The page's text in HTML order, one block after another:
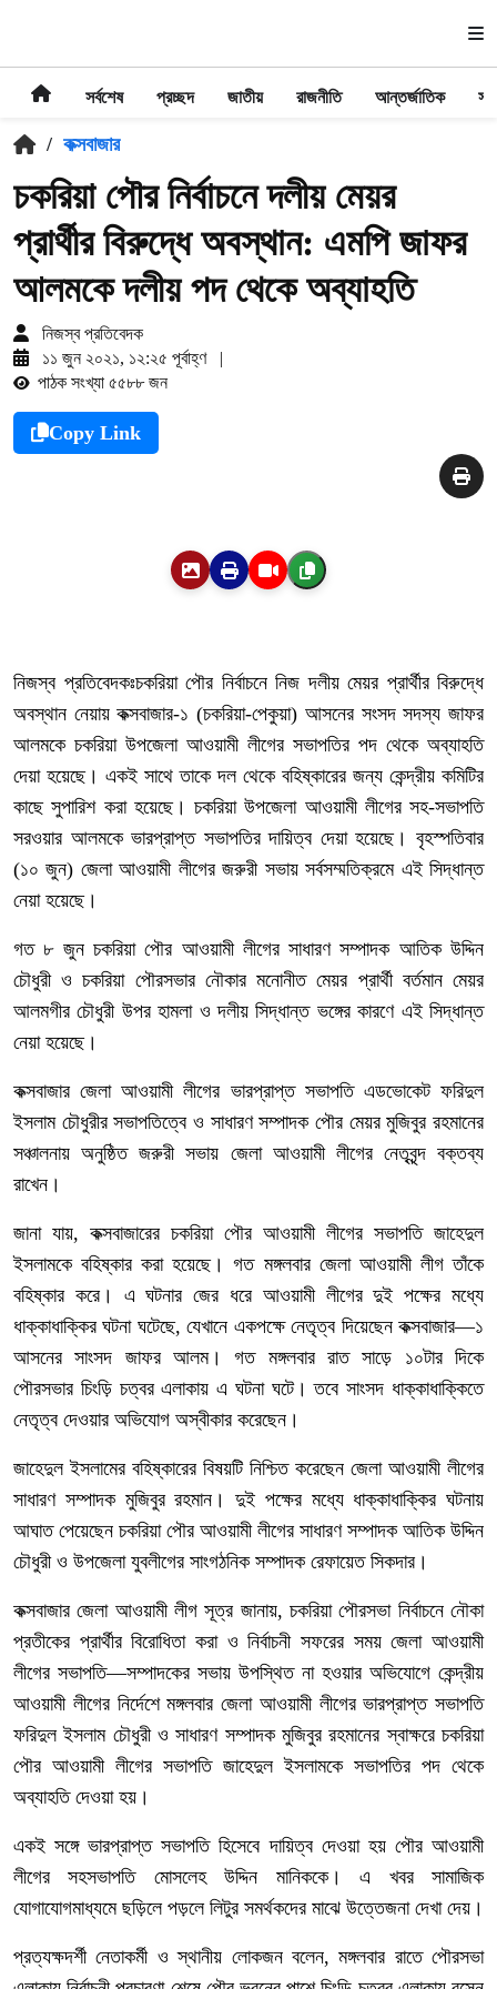
সর্বশেষ প্রচ্ছদ জাতীয় রাজনীতি আন্তর্জাতিক
/ কক্সবাজার
চকরিয়া পৌর নির্বাচনে দলীয় মেয়র
প্রার্থীর বিরুদ্ধে অবস্থান: এমপি জাফর
আলমকে দলীয় পদ থেকে অব্যাহতি
নিজস্ব প্রতিবেদক
১১ জুন ২০২১, ১২:২৫ পূর্বাহ্ণ
|
পাঠক সংখ্যা ৫৫৮৮ জন
Copy Link
নিজস্ব প্রতিবেদকঃচকরিয়া পৌর নির্বাচনে নিজ দলীয় মেয়র প্রার্থীর বিরুদ্ধে
অবস্থান নেয়ায় কক্সবাজার-১ (চকরিয়া-পেকুয়া) আসনের সংসদ সদস্য জাফর
আলমকে চকরিয়া উপজেলা আওয়ামী লীগের সভাপতির পদ থেকে অব্যাহতি
দেয়া হয়েছে। একই সাথে তাকে দল থেকে বহিষ্কারের জন্য কেন্দ্রীয় কমিটির
কাছে সুপারিশ করা হয়েছে। চকরিয়া উপজেলা আওয়ামী লীগের সহ-সভাপতি
সরওয়ার আলমকে ভারপ্রাপ্ত সভাপতির দায়িত্ব দেয়া হয়েছে। বৃহস্পতিবার
(১০ জুন) জেলা আওয়ামী লীগের জরুরী সভায় সর্বসম্মতিক্রমে এই সিদ্ধান্ত
নেয়া হয়েছে।
গত ৮ জুন চকরিয়া পৌর আওয়ামী লীগের সাধারণ সম্পাদক আতিক উদ্দিন
চৌধুরী ও চকরিয়া পৌরসভার নৌকার মনোনীত মেয়র প্রার্থী বর্তমান মেয়র
আলমগীর চৌধুরী উপর হামলা ও দলীয় সিদ্ধান্ত ভঙ্গের কারণে এই সিদ্ধান্ত
নেয়া হয়েছে।
কক্সবাজার জেলা আওয়ামী লীগের ভারপ্রাপ্ত সভাপতি এডভোকেট ফরিদুল
ইসলাম চৌধুরীর সভাপতিত্বে ও সাধারণ সম্পাদক পৌর মেয়র মুজিবুর রহমানের
সঞ্চালনায় অনুষ্ঠিত জরুরী সভায় জেলা আওয়ামী লীগের নেতৃবৃন্দ বক্তব্য
রাখেন।
জানা যায়, কক্সবাজারের চকরিয়া পৌর আওয়ামী লীগের সভাপতি জাহেদুল
ইসলামকে বহিষ্কার করা হয়েছে। গত মঙ্গলবার জেলা আওয়ামী লীগ তাঁকে
বহিষ্কার করে। এ ঘটনার জের ধরে আওয়ামী লীগের দুই পক্ষের মধ্যে
ধাক্কাধাক্কির ঘটনা ঘটেছে, যেখানে একপক্ষে নেতৃত্ব দিয়েছেন কক্সবাজার—১
আসনের সাংসদ জাফর আলম। গত মঙ্গলবার রাত সাড়ে ১০টার দিকে
পৌরসভার চিংড়ি চত্বর এলাকায় এ ঘটনা ঘটে। তবে সাংসদ ধাক্কাধাক্কিতে
নেতৃত্ব দেওয়ার অভিযোগ অস্বীকার করেছেন।
জাহেদুল ইসলামের বহিষ্কারের বিষয়টি নিশ্চিত করেছেন জেলা আওয়ামী লীগের
সাধারণ সম্পাদক মুজিবুর রহমান। দুই পক্ষের মধ্যে ধাক্কাধাক্কির ঘটনায়
আঘাত পেয়েছেন চকরিয়া পৌর আওয়ামী লীগের সাধারণ সম্পাদক আতিক উদ্দিন
চৌধুরী ও উপজেলা যুবলীগের সাংগঠনিক সম্পাদক রেফায়েত সিকদার।
কক্সবাজার জেলা আওয়ামী লীগ সূত্র জানায়, চকরিয়া পৌরসভা নির্বাচনে নৌকা
প্রতীকের প্রার্থীর বিরোধিতা করা ও নির্বাচনী সফরের সময় জেলা আওয়ামী
লীগের সভাপতি—সম্পাদকের সভায় উপস্থিত না হওয়ার অভিযোগে কেন্দ্রীয়
আওয়ামী লীগের নির্দেশে মঙ্গলবার জেলা আওয়ামী লীগের ভারপ্রাপ্ত সভাপতি
ফরিদুল ইসলাম চৌধুরী ও সাধারণ সম্পাদক মুজিবুর রহমানের স্বাক্ষরে চকরিয়া
পৌর আওয়ামী লীগের সভাপতি জাহেদুল ইসলামকে সভাপতির পদ থেকে
অব্যাহতি দেওয়া হয়।
একই সঙ্গে ভারপ্রাপ্ত সভাপতি হিসেবে দায়িত্ব দেওয়া হয় পৌর আওয়ামী
লীগের সহসভাপতি মোসলেহ উদ্দিন মানিককে। এ খবর সামাজিক
যোগাযোগমাধ্যমে ছড়িলে পড়লে লিটুর সমর্থকদের মাঝে উত্তেজনা দেখা দেয়।
প্রত্যক্ষদর্শী নেতাকর্মী ও স্থানীয় লোকজন বলেন, মঙ্গলবার রাতে পৌরসভা